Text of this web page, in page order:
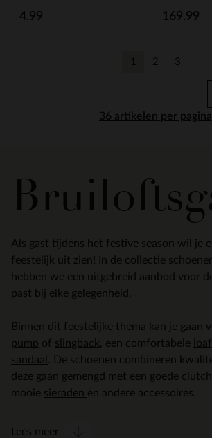
4.99 169.99
per pagina
1 2 3
Als gast tijdens het festive season wil je
feestelijk uit zien! In de collectie
hebben we een uitgebreid aanbod voor
past bij elke gelegenheid.
Binnen dit feestelijke thema kan je gaan
pump of slingback , een comfortabele
sandaal
. De schoenen combineren
deze gaan gemengd met een goede clutch
mooie sieraden en andere accessoires.
Lees meer